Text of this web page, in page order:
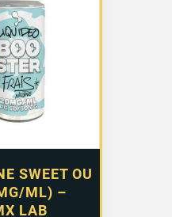
SWEET OU
ML) –
LAB
:
€
€